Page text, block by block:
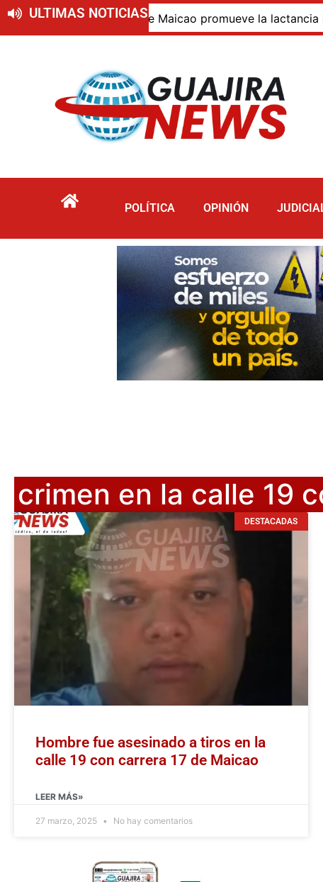
ULTIMAS NOTICIAS
Alcaldía de Maicao promueve la lactancia
POLÍTICA OPINIÓN
crimen en la calle 19
DESTACADAS
Hombre fue asesinado a tiros en la
calle 19 con carrera 17 de Maicao
LEER MÁS»
27 marzo, 2025 No hay comentarios